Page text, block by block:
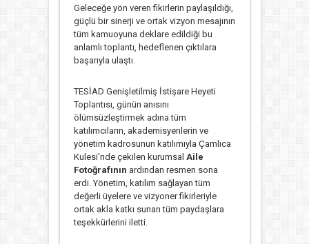
Geleceğe yön veren fikirlerin paylaşıldığı,
güçlü bir sinerji ve ortak vizyon mesajının
tüm kamuoyuna deklare edildiği bu
anlamlı toplantı, hedeflenen çıktılara
başarıyla ulaştı.
TESİAD Genişletilmiş İstişare Heyeti
Toplantısı, günün anısını
ölümsüzleştirmek adına tüm
katılımcıların, akademisyenlerin ve
yönetim kadrosunun katılımıyla Çamlıca
Kulesi’nde çekilen kurumsal Aile
Fotoğrafının ardından resmen sona
erdi. Yönetim, katılım sağlayan tüm
değerli üyelere ve vizyoner fikirleriyle
ortak akla katkı sunan tüm paydaşlara
teşekkürlerini iletti.